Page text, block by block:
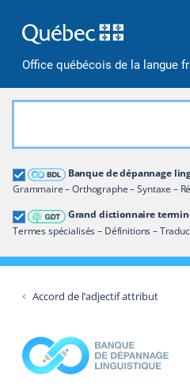
Office québécois de la langue
Banque de dépannage
Grammaire – Orthographe – Syntaxe –
Grand dictionnaire
Termes spécialisés – Définitions –
Grand dictionnaire
Restreindre aux termes
Accord de l’adjectif attribut